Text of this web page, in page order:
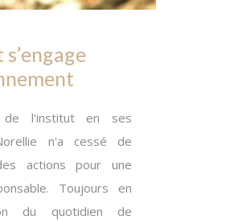
de l'institut en ses
n'a cessé de
actions pour une
Toujours en
du quotidien de